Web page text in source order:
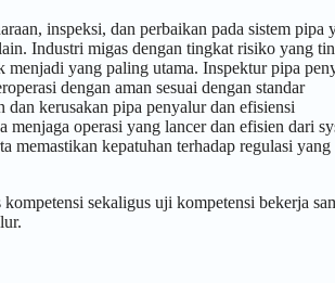
inspeksi, dan perbaikan pada sistem pipa
Industri migas dengan tingkat risiko yang
menjadi yang paling utama. Inspektur pipa
dengan aman sesuai dengan standar
kerusakan pipa penyalur dan efisiensi
operasi yang lancer dan efisien dari
memastikan kepatuhan terhadap regulasi yang
sekaligus uji kompetensi bekerja